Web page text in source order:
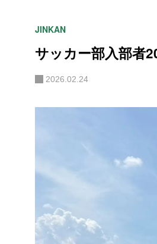
JINKAN
サッカー部入部者
2026.02.24